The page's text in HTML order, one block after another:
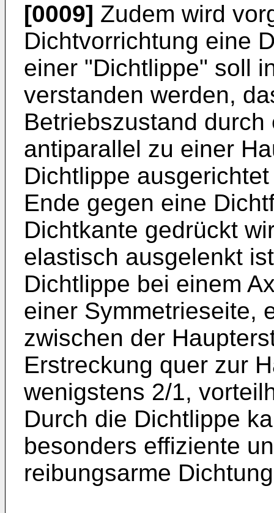
[0009] Zudem wird
Dichtvorrichtung eine
einer "Dichtlippe" soll
verstanden werden,
Betriebszustand
antiparallel zu einer
Dichtlippe
Ende gegen eine
Dichtkante gedrückt
elastisch ausgelenkt
Dichtlippe bei einem
einer Symmetrieseite,
zwischen der
Erstreckung quer zur
wenigstens 2/1,
Durch die Dichtlippe
besonders effiziente
reibungsarme